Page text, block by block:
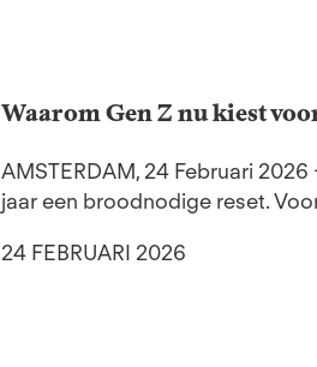
Waarom Gen Z nu kiest
AMSTERDAM, 24 Februari
jaar een broodnodige reset.
24 FEBRUARI 2026